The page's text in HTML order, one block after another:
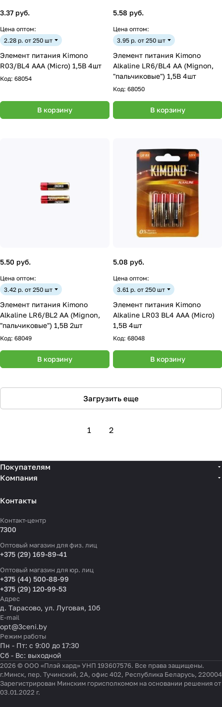
3.37 руб.
Цена оптом:
2.28 р. от 250 шт
Элемент питания Kimono
R03/BL4 ААА (Micro) 1,5В 4шт
Код: 68054
В корзину
5.58 руб.
Цена оптом:
3.95 р. от 250 шт
Элемент питания Kimono
Alkaline LR6/BL4 АА (Mignon,
"пальчиковые") 1,5В 4шт
Код: 68050
В корзину
5.50 руб.
Цена оптом:
3.42 р. от 250 шт
Элемент питания Kimono
Alkaline LR6/BL2 АА (Mignon,
"пальчиковые") 1,5В 2шт
Код: 68049
В корзину
5.08 руб.
Цена оптом:
3.61 р. от 250 шт
Элемент питания Kimono
Alkaline LR03 BL4 ААА (Micro)
1,5В 4шт
Код: 68048
В корзину
Загрузить еще
1 2
Покупателям
Компания
Контакты
Контакт-центр
7300
Оптовый магазин для физ. лиц
+375 (29) 169-89-41
Оптовый магазин для юр. лиц
+375 (44) 500-88-99
+375 (29) 120-99-53
Адрес
д. Тарасово, ул. Луговая, 10б
E-mail
opt@3ceni.by
Режим работы
Пн - Пт: с 9:00 до 17:30
Сб - Вс: выходной
2026 © ООО «Плэй хард» УНП 193607576. Все права защищены.
г.Минск, пер. Тучинский, 2А, офис 402, Республика Беларусь, 220004
Зарегистрирован Минским горисполкомом на основании решения от
03.01.2022 г.